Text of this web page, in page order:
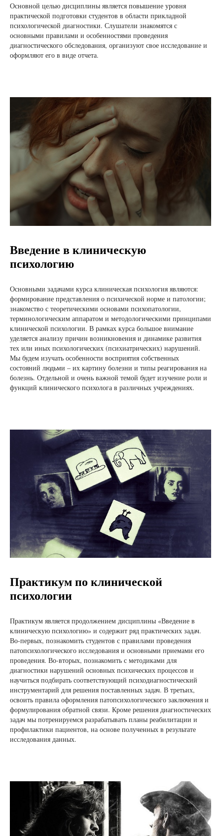
Основной целью дисциплины является повышение уровня
практической подготовки студентов в области прикладной
психологической диагностики. Слушатели знакомятся с
основными правилами и особенностями проведения
диагностического обследования, организуют свое исследование и
оформляют его в виде отчета.
Введение в клиническую
психологию
Основными задачами курса клиническая психология являются:
формирование представления о психической норме и патологии;
знакомство с теоретическими основами психопатологии,
терминологическим аппаратом и методологическими принципами
клинической психологии. В рамках курса большое внимание
уделяется анализу причин возникновения и динамике развития
тех или иных психологических (психиатрических) нарушений.
Мы будем изучать особенности восприятия собственных
состояний людьми – их картину болезни и типы реагирования на
болезнь. Отдельной и очень важной темой будет изучение роли и
функций клинического психолога в различных учреждениях.
Практикум по клинической
психологии
Практикум является продолжением дисциплины «Введение в
клиническую психологию» и содержит ряд практических задач.
Во-первых, познакомить студентов с правилами проведения
патопсихологического исследования и основными приемами его
проведения. Во-вторых, познакомить с методиками для
диагностики нарушений основных психических процессов и
научиться подбирать соответствующий психодиагностический
инструментарий для решения поставленных задач. В третьих,
освоить правила оформления патопсихологического заключения и
формулирования обратной связи. Кроме решения диагностических
задач мы потренируемся разрабатывать планы реабилитации и
профилактики пациентов, на основе полученных в результате
исследования данных.